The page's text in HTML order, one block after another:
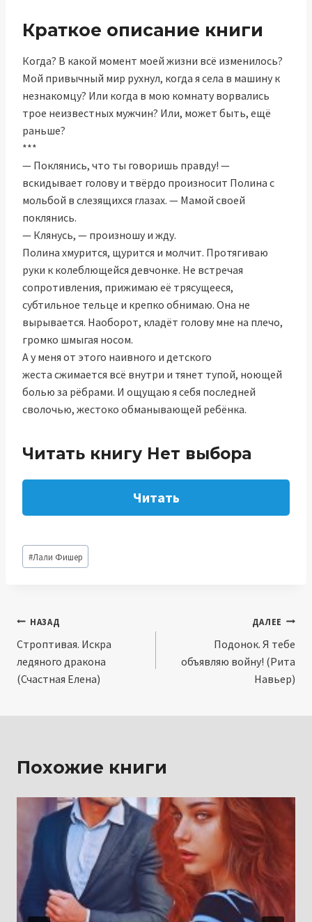
Краткое описание книги
Когда? В какой момент моей жизни всё изменилось?
Мой привычный мир рухнул, когда я села в машину к
незнакомцу? Или когда в мою комнату ворвались
трое неизвестных мужчин? Или, может быть, ещё
раньше?
***
— Поклянись, что ты говоришь правду! —
вскидывает голову и твёрдо произносит Полина с
мольбой в слезящихся глазах. — Мамой своей
поклянись.
— Клянусь, — произношу и жду.
Полина хмурится, щурится и молчит. Протягиваю
руки к колеблющейся девчонке. Не встречая
сопротивления, прижимаю её трясущееся,
субтильное тельце и крепко обнимаю. Она не
вырывается. Наоборот, кладёт голову мне на плечо,
громко шмыгая носом.
А у меня от этого наивного и детского
жеста сжимается всё внутри и тянет тупой, ноющей
болью за рёбрами. И ощущаю я себя последней
сволочью, жестоко обманывающей ребёнка.
Читать книгу Нет выбора
Читать
Метки
записи:
#Лали Фишер
Навигация
по
записям
НАЗАД
Строптивая. Искра
ледяного дракона
(Счастная Елена)
ДАЛЕЕ
Подонок. Я тебе
объявляю войну! (Рита
Навьер)
Похожие книги